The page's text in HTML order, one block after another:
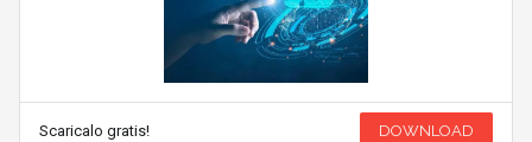
Scaricalo gratis! DOWNLOAD